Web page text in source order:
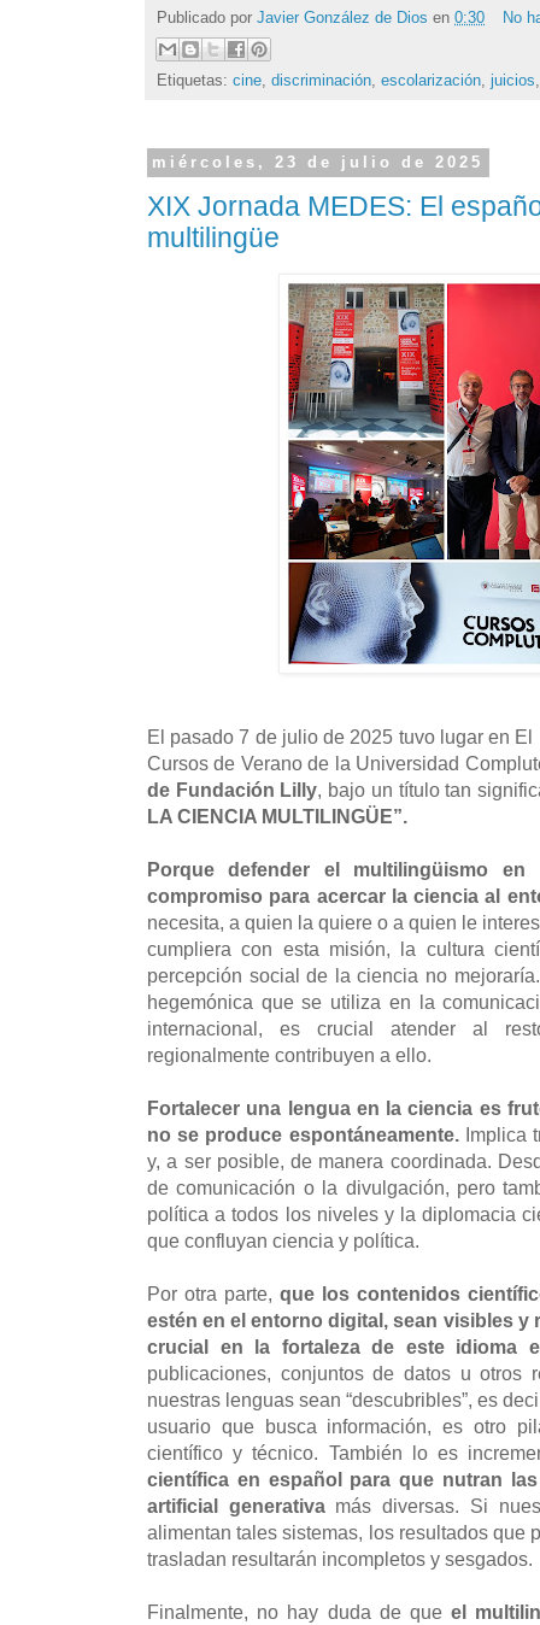
Publicado por Javier González de Dios en 0:30 No
Etiquetas: cine discriminación escolarización juicios
miércoles, 23 de julio de 2025
XIX Jornada MEDES: El
multilingüe
El pasado 7 de julio de 2025 tuvo lugar en
Cursos de Verano de la Universidad
de Fundación Lilly, bajo un título tan
LA CIENCIA MULTILINGÜE”.
Porque defender el multilingüismo
compromiso para acercar la ciencia al
necesita, a quien la quiere o a quien le
cumpliera con esta misión, la cultura
percepción social de la ciencia no
hegemónica que se utiliza en la
internacional, es crucial atender al
regionalmente contribuyen a ello.
Fortalecer una lengua en la ciencia es
no se produce espontáneamente.Implica
y, a ser posible, de manera coordinada.
de comunicación o la divulgación, pero
política a todos los niveles y la diplomacia
que confluyan ciencia y política.
Por otra parte, que los contenidos
estén en el entorno digital, sean visibles y
crucial en la fortaleza de este idioma
publicaciones, conjuntos de datos u otros
nuestras lenguas sean “descubribles”, es
usuario que busca información, es otro
científico y técnico. También lo es
científica en español para que nutran
artificial generativa más diversas. Si
alimentan tales sistemas, los resultados que
trasladan resultarán incompletos y sesgados.
Finalmente, no hay duda de queel